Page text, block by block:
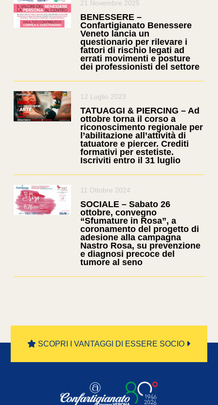
21 Novembre 2025
BENESSERE –
Confartigianato Benessere
Veneto lancia un
questionario per rilevare i
fattori di rischio legati ad
errati movimenti e posture
dei professionisti del settore
12 Luglio 2023
TATUAGGI & PIERCING – Ad
ottobre torna il corso a
riconoscimento regionale per
l’abilitazione all’attività di
tatuatore e piercer. Crediti
formativi per estetiste.
Iscriviti entro il 31 luglio
11 Ottobre 2024
SOCIALE – Sabato 26
ottobre, convegno
“Sfumature in Rosa”, a
coronamento del progetto di
adesione alla campagna
Nastro Rosa, su prevenzione
e diagnosi precoce del
tumore al seno
SCOPRI I VANTAGGI DI ESSERE SOCIO